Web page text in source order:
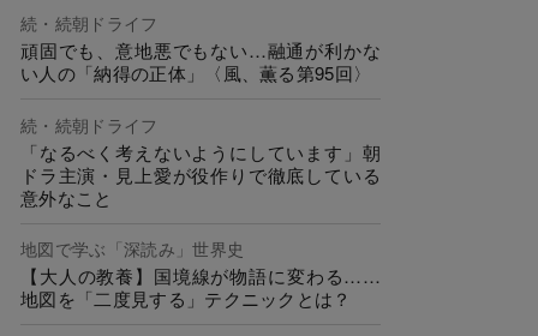
続・続朝ドライフ
頑固でも、意地悪でもない…融通が利かな
い人の「納得の正体」〈風、薫る第95回〉
続・続朝ドライフ
「なるべく考えないようにしています」朝
ドラ主演・見上愛が役作りで徹底している
意外なこと
地図で学ぶ「深読み」世界史
【大人の教養】国境線が物語に変わる……
地図を「二度見する」テクニックとは？